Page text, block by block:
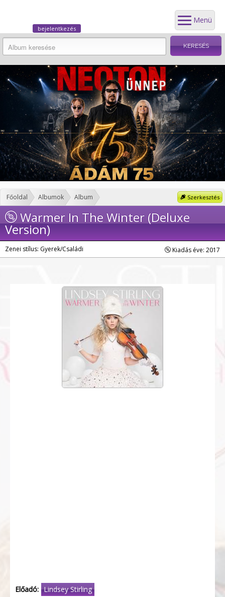
Menü
bejelentkezés
Szerkesztés
Főoldal Albumok Album
Warmer In The Winter (Deluxe
Version)
Zenei stílus: Gyerek/Családi Kiadás éve: 2017
Előadó: Lindsey Stirling